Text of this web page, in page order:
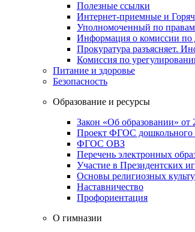
Полезные ссылки
Интернет-приемные и
Уполномоченный по правам
Информация о комиссии по
Прокуратура разъясняет.
Комиссия по
Питание и здоровье
Безопасность
Образование и ресурсы
Закон «Об образовании» от
Проект ФГОС дошкольного
ФГОС ОВЗ
Перечень электронных
Участие в Президентских
Основы религиозных
Наставничество
Профориентация
О гимназии